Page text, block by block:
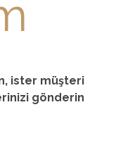
ister müşteri
gönderin